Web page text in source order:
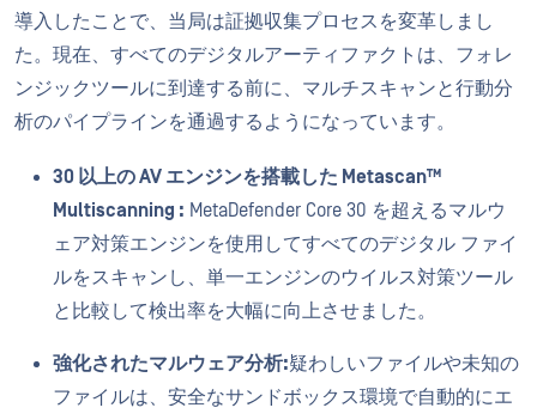
導入したことで、当局は証拠収集プロセスを変革しまし
た。現在、すべてのデジタルアーティファクトは、フォレ
ンジックツールに到達する前に、マルチスキャンと行動分
析のパイプラインを通過するようになっています。
30 以上の AV エンジンを搭載した Metascan™
Multiscanning : MetaDefender Core 30 を超えるマルウ
ェア対策エンジンを使用してすべてのデジタル ファイ
ルをスキャンし、単一エンジンのウイルス対策ツール
と比較して検出率を大幅に向上させました。
強化されたマルウェア分析:疑わしいファイルや未知の
ファイルは、安全なサンドボックス環境で自動的にエ